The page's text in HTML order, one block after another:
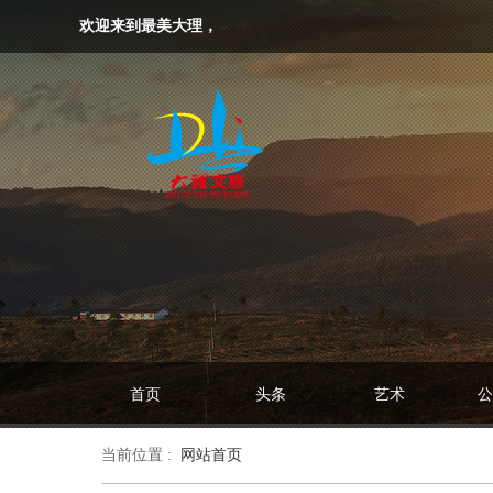
欢迎来到最美大理，
首页 头条 艺术
当前位置 : 网站首页